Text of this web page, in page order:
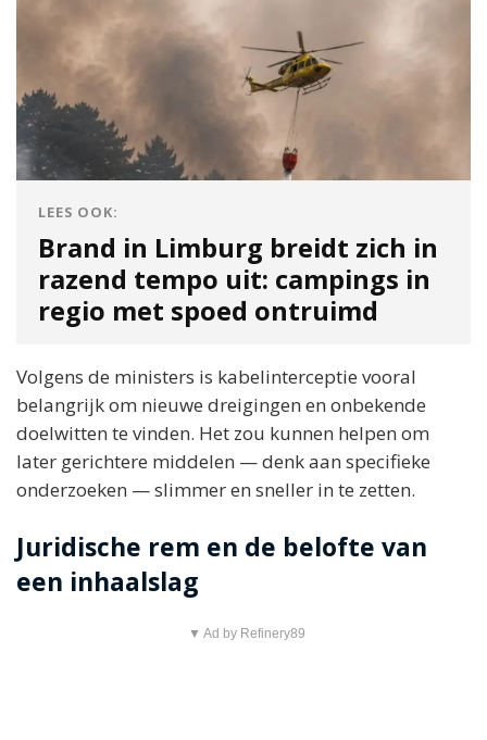
LEES OOK:
Brand in Limburg breidt zich in
razend tempo uit: campings in
regio met spoed ontruimd
Volgens de ministers is kabelinterceptie vooral
belangrijk om nieuwe dreigingen en onbekende
doelwitten te vinden. Het zou kunnen helpen om
later gerichtere middelen — denk aan specifieke
onderzoeken — slimmer en sneller in te zetten.
Juridische rem en de belofte van
een inhaalslag
▼ Ad by Refinery89